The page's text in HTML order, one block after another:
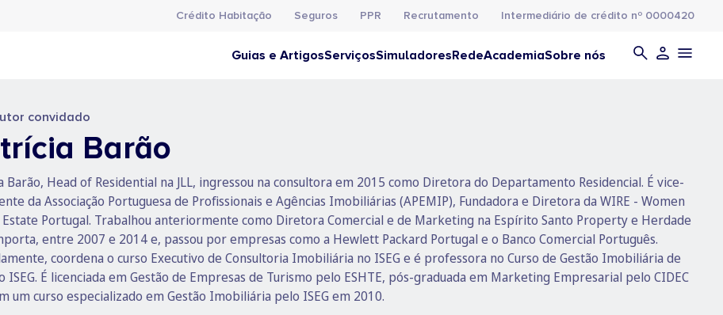
Crédito Habitação Seguros PPR Recrutamento Intermediário de crédito nº 0000420
Guias e ArtigosServiçosSimuladoresRedeAcademiaSobre nós
convidado
Barão
Barão, Head of Residential na JLL, ingressou na consultora em 2015 como Diretora do Departamento Residencial. É vice-
da Associação Portuguesa de Profissionais e Agências Imobiliárias (APEMIP), Fundadora e Diretora da WIRE - Women
Estate Portugal. Trabalhou anteriormente como Diretora Comercial e de Marketing na Espírito Santo Property e Herdade
entre 2007 e 2014 e, passou por empresas como a Hewlett Packard Portugal e o Banco Comercial Português.
coordena o curso Executivo de Consultoria Imobiliária no ISEG e é professora no Curso de Gestão Imobiliária de
ISEG. É licenciada em Gestão de Empresas de Turismo pelo ESHTE, pós-graduada em Marketing Empresarial pelo CIDEC
um curso especializado em Gestão Imobiliária pelo ISEG em 2010.